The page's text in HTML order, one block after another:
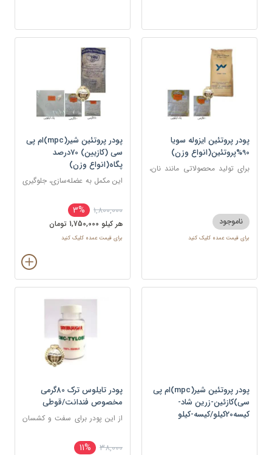
پودر پروتئین ایزوله سویا
90%پروتئین(انواع وزن)
برای تولید محصولاتی مانند نان،
ناموجود
برای قیمت عمده کلیک کنید
پودر پروتئین شیر(mpc)ام پی
سی (کازیین) 70درصد
پگاه(انواع وزن)
این مکمل به عضله‌سازی، جلوگیری
افزایش قدرت کمک می‌کند.
1,800,000
3%
هر کيلو 1,750,000 تومان
برای قیمت عمده کلیک کنید
پودر پروتئین شیر(mpc)ام پی
سی)کازئین-زرین شاد-
کیسه20کیلو/کیسه-کیلو
پودر تایلوس ترک 80گرمی
مخصوص فندانت/قوطی
از این پودر برای سفت و کشسان
می‌شود.
38,000
11%